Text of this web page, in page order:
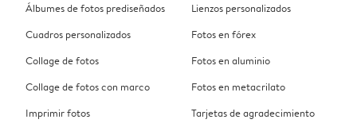
Álbumes de fotos prediseñados
Cuadros personalizados
Collage de fotos
Collage de fotos con marco
Imprimir fotos
Lienzos personalizados
Fotos en fórex
Fotos en aluminio
Fotos en metacrilato
Tarjetas de agradecimiento